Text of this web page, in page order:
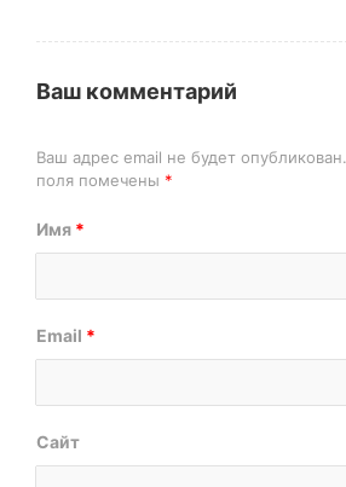
Ваш комментарий
Ваш адрес email не будет опубликован.
поля помечены *
Имя *
Email *
Сайт